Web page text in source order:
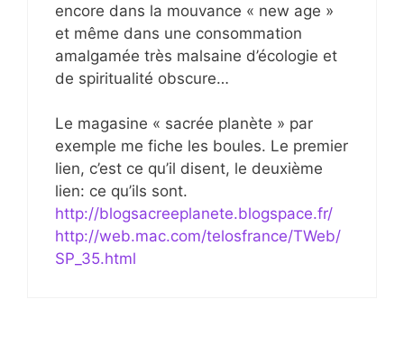
encore dans la mouvance « new age »
et même dans une consommation
amalgamée très malsaine d’écologie et
de spiritualité obscure…
Le magasine « sacrée planète » par
exemple me fiche les boules. Le premier
lien, c’est ce qu’il disent, le deuxième
lien: ce qu’ils sont.
http://blogsacreeplanete.blogspace.fr/
http://web.mac.com/telosfrance/TWeb/
SP_35.html